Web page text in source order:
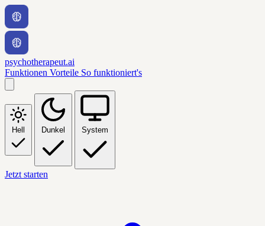
psychotherapeut.ai
Funktionen Vorteile So funktioniert's
Hell Dunkel System
Jetzt starten